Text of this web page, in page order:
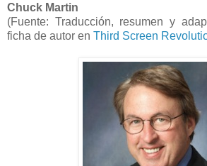
Chuck Martin
(Fuente: Traducción, resumen y
ficha de autor en Third Screen